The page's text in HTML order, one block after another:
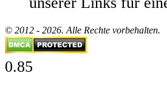
© 2012 - 2026. Alle Rechte vorbehalten.
0.85